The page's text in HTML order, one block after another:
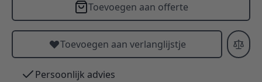
Toevoegen aan offerte
Toevoegen aan verlanglijstje
Persoonlijk advies